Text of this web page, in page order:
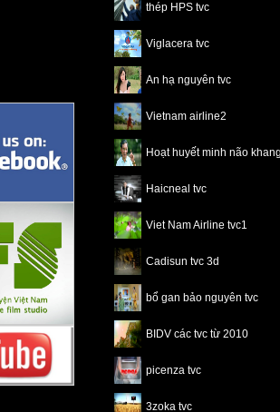
thép HPS tvc
Viglacera tvc
An hạ nguyên tvc
Vietnam airline2
Hoạt huyết minh não
Haicneal tvc
Viet Nam Airline tvc1
Cadisun tvc 3d
bổ gan bảo nguyên tvc
BIDV các tvc từ 2010
picenza tvc
3zoka tvc